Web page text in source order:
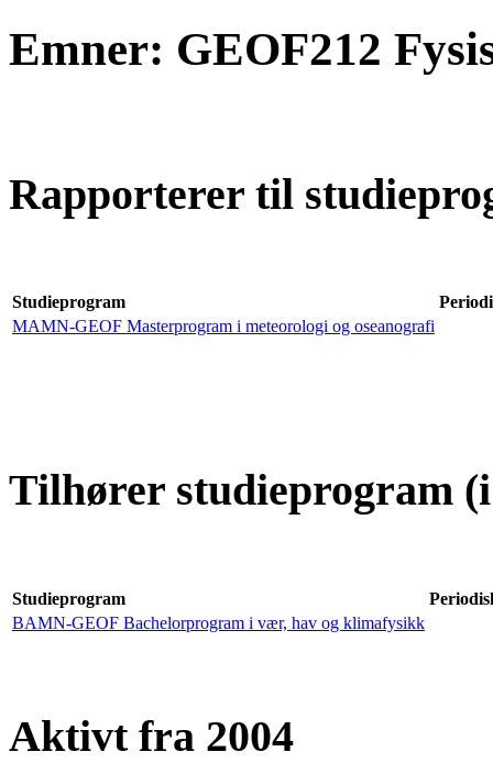
Emner: GEOF212
Rapporterer til
Studieprogram
MAMN-GEOF Masterprogram i meteorologi og oseanografi
Tilhører studieprogram
Studieprogram
BAMN-GEOF Bachelorprogram i vær, hav og klimafysikk
Aktivt fra 2004